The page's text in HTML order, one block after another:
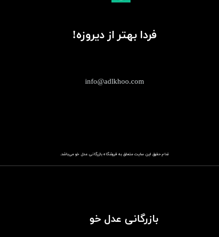
تمام حقوق این سایت متعلق به فروشگاهباز​​​​​​​رگانی عدل خو می‌باشد.
info@adlkhoo.com
بازرگانی عدل خو
فردا بهتر از دیروزه!